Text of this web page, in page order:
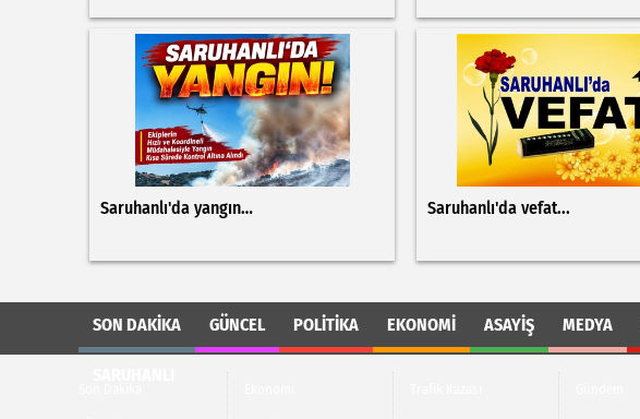
Saruhanlı'da yangın… Saruhanlı'da vefat...
SON DAKIKA GÜNCEL POLITIKA EKONOMI ASAYIŞ MEDYA